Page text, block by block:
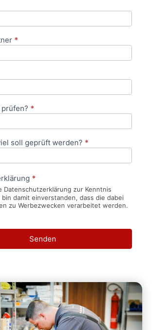
*
*
soll geprüft werden? *
*
Datenschutzerklärung zur Kenntnis
damit einverstanden, dass die dabei
zu Werbezwecken verarbeitet werden.
Senden